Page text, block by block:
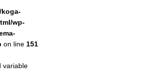
wp-
on line 151
variable